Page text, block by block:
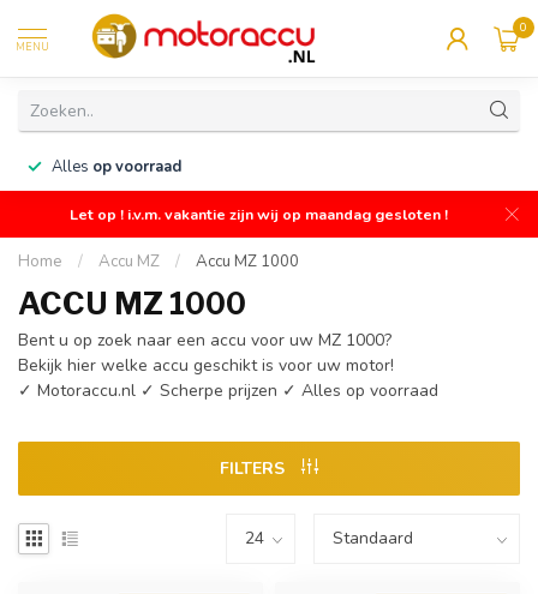
MENU
0
Alles op voorraad
Let op ! i.v.m. vakantie zijn wij op maandag gesloten !
Home / Accu MZ / Accu MZ 1000
ACCU MZ 1000
Bent u op zoek naar een accu voor uw MZ 1000?
Bekijk hier welke accu geschikt is voor uw motor!
✓ Motoraccu.nl ✓ Scherpe prijzen ✓ Alles op voorraad
FILTERS